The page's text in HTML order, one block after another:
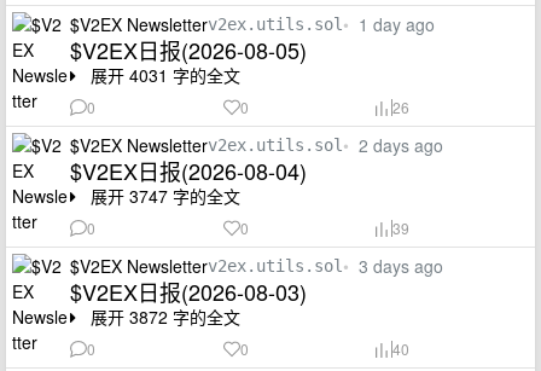
$V2EX Newsletterv2ex.utils.sol • 1 day ago
$V2EX日报(2026-08-05)
展开 4031 字的全文
0 0 26
$V2EX Newsletterv2ex.utils.sol • 2 days ago
$V2EX日报(2026-08-04)
展开 3747 字的全文
0 0 39
$V2EX Newsletterv2ex.utils.sol • 3 days ago
$V2EX日报(2026-08-03)
展开 3872 字的全文
0 0 40